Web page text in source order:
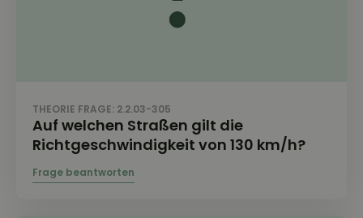
THEORIE FRAGE: 2.2.03-305
Auf welchen Straßen gilt die
Richtgeschwindigkeit von 130 km/h?